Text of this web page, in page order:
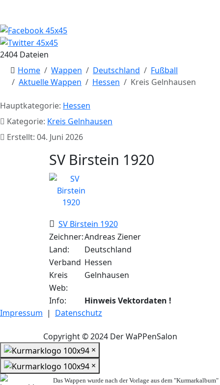
2404 Dateien
Home
Wappen Deutschland
Fußball
Aktuelle Wappen
Hessen Kreis Gelnhausen
Hauptkategorie: Hessen
Kategorie: Kreis Gelnhausen
Erstellt: 04. Juni 2026
SV Birstein 1920
SV Birstein 1920
Zeichner:Andreas Ziener
Land:
Deutschland
Verband Hessen
Kreis
Gelnhausen
Web:
Info:
Hinweis Vektordaten !
Impressum | Datenschutz
Copyright © 2024 Der WaPPenSalon
×
×
Das Wappen wurde nach der Vorlage aus dem "Kurmarkalbum"